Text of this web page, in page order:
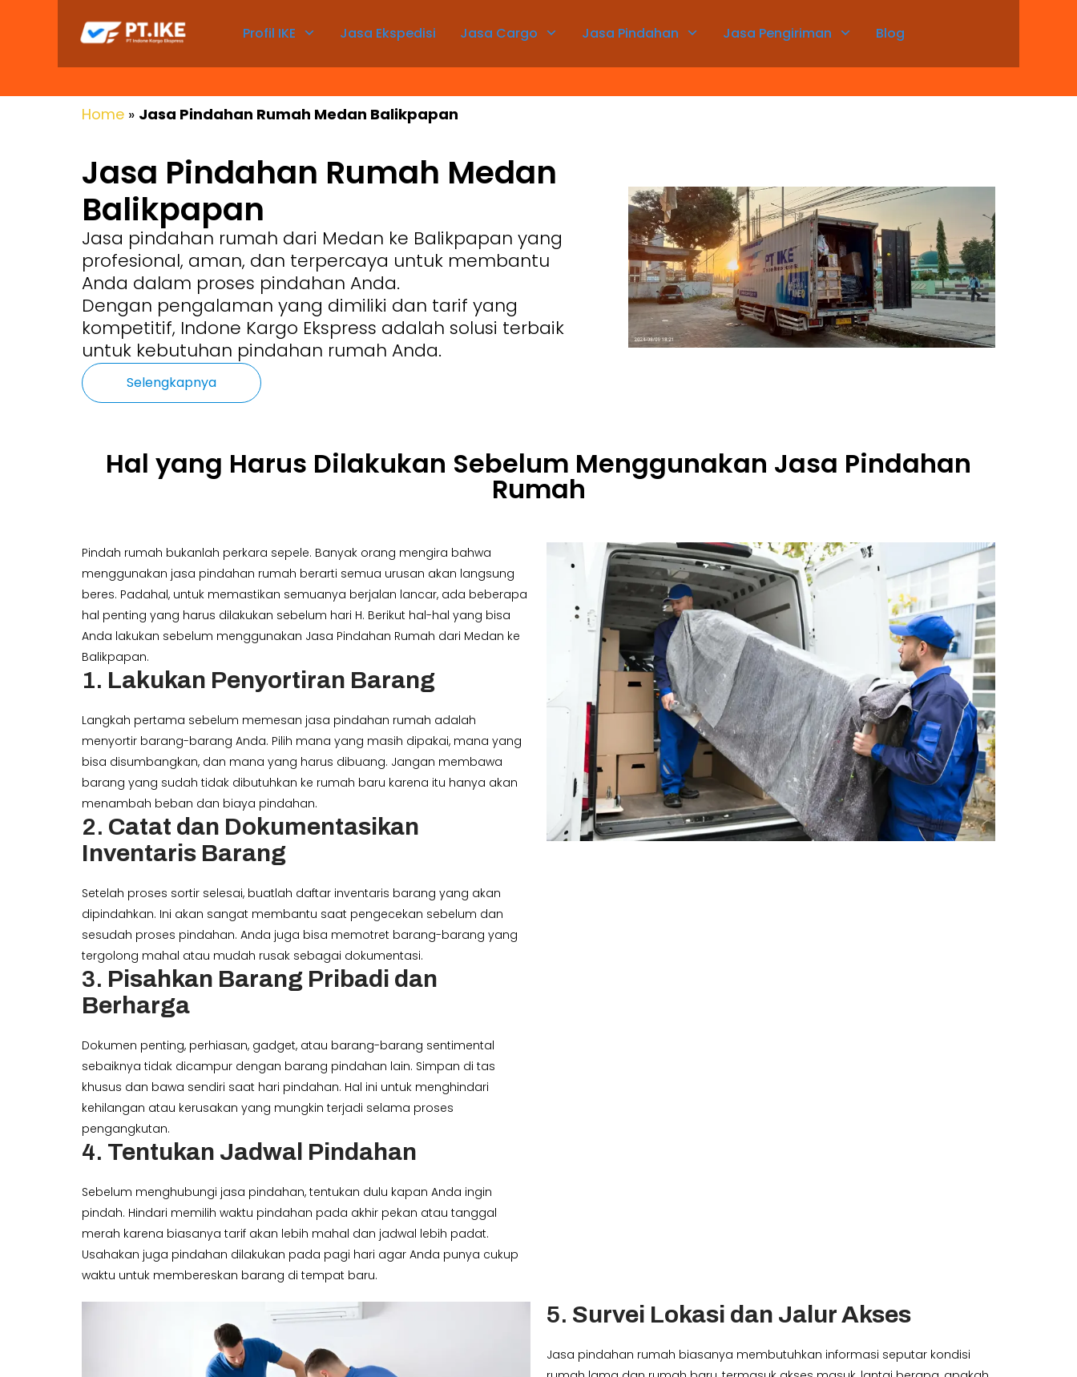
Profil IKE Jasa Ekspedisi Jasa Cargo Jasa Pindahan Jasa Pengiriman Blog
Home » Jasa Pindahan Rumah Medan Balikpapan
Jasa Pindahan Rumah Medan
Balikpapan
Jasa pindahan rumah dari Medan ke Balikpapan yang
profesional, aman, dan terpercaya untuk membantu
Anda dalam proses pindahan Anda.
Dengan pengalaman yang dimiliki dan tarif yang
kompetitif, Indone Kargo Ekspress adalah solusi terbaik
untuk kebutuhan pindahan rumah Anda.
Selengkapnya
Hal yang Harus Dilakukan Sebelum Menggunakan Jasa Pindahan
Rumah
Pindah rumah bukanlah perkara sepele. Banyak orang mengira bahwa
menggunakan jasa pindahan rumah berarti semua urusan akan langsung
beres. Padahal, untuk memastikan semuanya berjalan lancar, ada beberapa
hal penting yang harus dilakukan sebelum hari H. Berikut hal-hal yang bisa
Anda lakukan sebelum menggunakan Jasa Pindahan Rumah dari Medan ke
Balikpapan.
1. Lakukan Penyortiran Barang
Langkah pertama sebelum memesan jasa pindahan rumah adalah
menyortir barang-barang Anda. Pilih mana yang masih dipakai, mana yang
bisa disumbangkan, dan mana yang harus dibuang. Jangan membawa
barang yang sudah tidak dibutuhkan ke rumah baru karena itu hanya akan
menambah beban dan biaya pindahan.
2. Catat dan Dokumentasikan
Inventaris Barang
Setelah proses sortir selesai, buatlah daftar inventaris barang yang akan
dipindahkan. Ini akan sangat membantu saat pengecekan sebelum dan
sesudah proses pindahan. Anda juga bisa memotret barang-barang yang
tergolong mahal atau mudah rusak sebagai dokumentasi.
3. Pisahkan Barang Pribadi dan
Berharga
Dokumen penting, perhiasan, gadget, atau barang-barang sentimental
sebaiknya tidak dicampur dengan barang pindahan lain. Simpan di tas
khusus dan bawa sendiri saat hari pindahan. Hal ini untuk menghindari
kehilangan atau kerusakan yang mungkin terjadi selama proses
pengangkutan.
4. Tentukan Jadwal Pindahan
Sebelum menghubungi jasa pindahan, tentukan dulu kapan Anda ingin
pindah. Hindari memilih waktu pindahan pada akhir pekan atau tanggal
merah karena biasanya tarif akan lebih mahal dan jadwal lebih padat.
Usahakan juga pindahan dilakukan pada pagi hari agar Anda punya cukup
waktu untuk membereskan barang di tempat baru.
5. Survei Lokasi dan Jalur Akses
Jasa pindahan rumah biasanya membutuhkan informasi seputar kondisi